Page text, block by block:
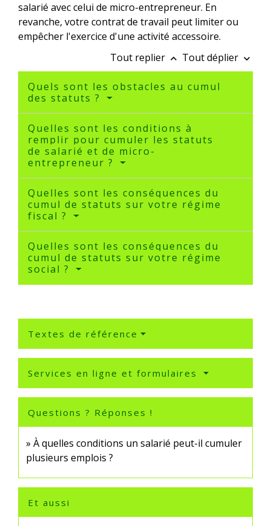
salarié avec celui de micro-entrepreneur. En
revanche, votre contrat de travail peut limiter ou
empêcher l'exercice d'une activité accessoire.
Tout replier keyboard_arrow_up Tout déplier keyboard_arrow_down
Quels sont les obstacles au cumul
des statuts ?
Quelles sont les conditions à
remplir pour cumuler les statuts
de salarié et de micro-
entrepreneur ?
Quelles sont les conséquences du
cumul de statuts sur votre régime
fiscal ?
Quelles sont les conséquences du
cumul de statuts sur votre régime
social ?
Textes de référence
Services en ligne et formulaires
Questions ? Réponses !
À quelles conditions un salarié peut-il cumuler
plusieurs emplois ?
Et aussi